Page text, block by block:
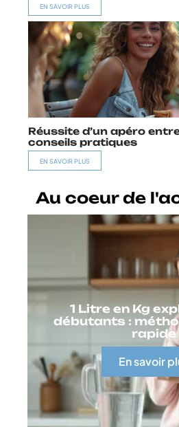
EN SAVOIR PLUS
Réussite d’un apéro
conseils pratiques
EN SAVOIR PLUS
Au coeur de
1 Litre en Kg
débutants :
rapide
En savoir